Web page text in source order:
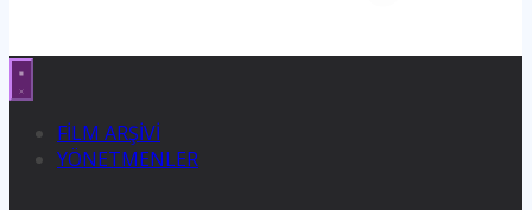
FİLM ARŞİVİ
YÖNETMENLER